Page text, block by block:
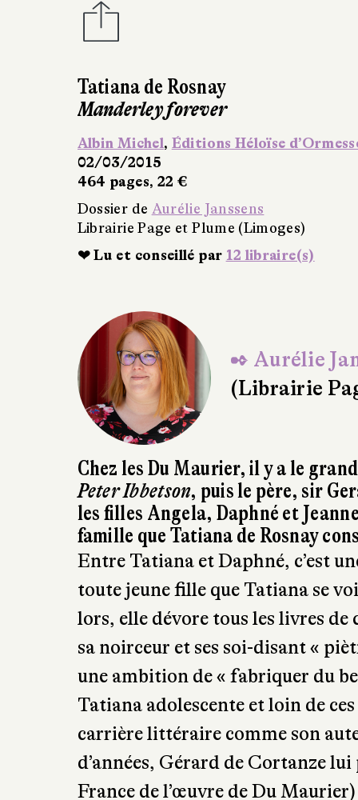
Daphné du Maurier
Rebecca
Traduit de l’anglais par Anouk Neuhoff
Albin Michel
25/02/2015
544 pages, 25 €
Dossier deAurélie Janssens
✒ Aurélie
Chez les Du Maurier, il y a le
Peter Ibbetson, puis le père, sir
les filles Angela, Daphné et
famille que Tatiana de Rosnay
Entre Tatiana et Daphné, c’est
toute jeune fille que Tatiana se
lors, elle dévore tous les livres
sa noirceur et ses soi-disant «
carrière littéraire comme son